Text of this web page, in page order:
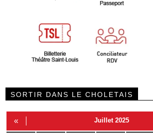
SORTIR DANS LE CHOLETAIS
« Juillet 2025